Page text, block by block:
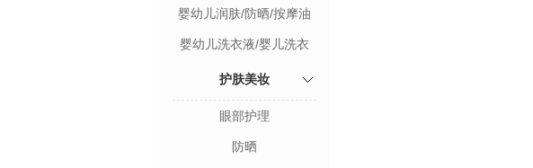
婴幼儿润肤/防晒/按摩油
婴幼儿洗衣液/婴儿洗衣
护肤美妆
眼部护理
防晒